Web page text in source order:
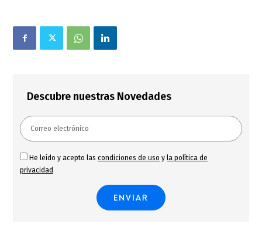
Descubre nuestras Novedades
He leído y acepto las condiciones de uso y la política de
privacidad